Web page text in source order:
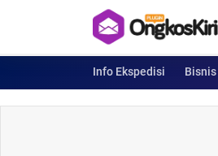
Info Ekspedisi Bisnis